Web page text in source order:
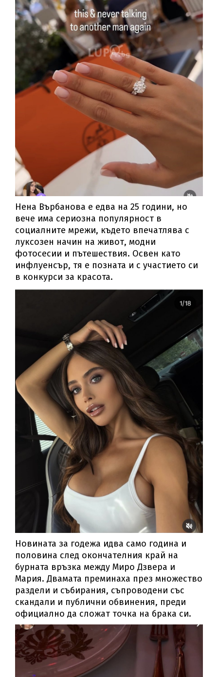
Нена Върбанова е едва на 25 години, но
вече има сериозна популярност в
социалните мрежи, където впечатлява с
луксозен начин на живот, модни
фотосесии и пътешествия. Освен като
инфлуенсър, тя е позната и с участието си
в конкурси за красота.
Новината за годежа идва само година и
половина след окончателния край на
бурната връзка между Миро Дзвера и
Мария. Двамата преминаха през множество
раздели и събирания, съпроводени със
скандали и публични обвинения, преди
официално да сложат точка на брака си.